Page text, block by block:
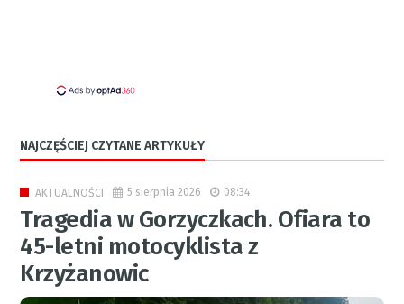
NAJCZĘŚCIEJ CZYTANE ARTYKUŁY
AKTUALNOŚCI 5 sierpnia 2026 08:34
Tragedia w Gorzyczkach. Ofiara to
45-letni motocyklista z
Krzyżanowic